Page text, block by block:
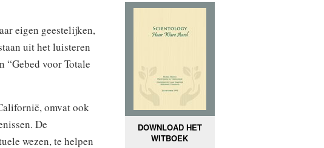
eigen geestelijken,
uit het luisteren
“Gebed voor Totale
omvat ook
De
wezen, te helpen
DOWNLOAD HET
WITBOEK